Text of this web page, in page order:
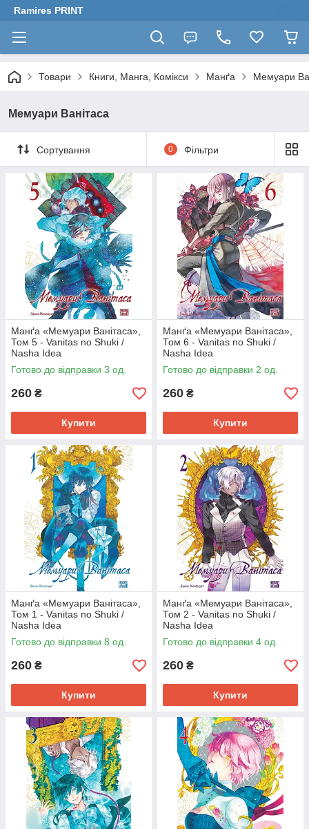
Ramires PRINT
Товари Книги, Манга, Комікси Манґа Мемуари
Мемуари Ванітаса
Сортування 0 Фільтри
Манґа «Мемуари Ванітаса»,
Том 5 - Vanitas no Shuki /
Nasha Idea
Готово до відправки 3 од.
260 ₴
Купити
Манґа «Мемуари Ванітаса»,
Том 6 - Vanitas no Shuki /
Nasha Idea
Готово до відправки 2 од.
260 ₴
Купити
Манґа «Мемуари Ванітаса»,
Том 1 - Vanitas no Shuki /
Nasha Idea
Готово до відправки 8 од.
260 ₴
Купити
Манґа «Мемуари Ванітаса»,
Том 2 - Vanitas no Shuki /
Nasha Idea
Готово до відправки 4 од.
260 ₴
Купити